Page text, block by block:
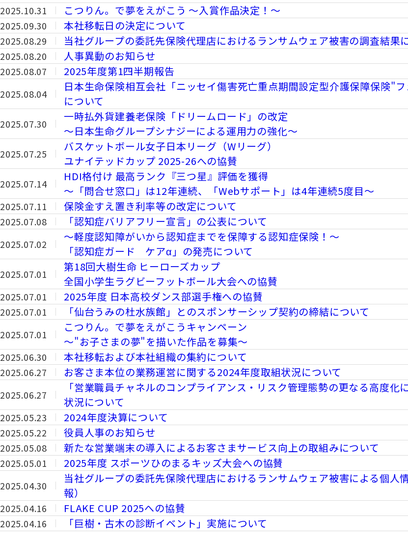
2025.10.31 こつりん。で夢をえがこう ～入賞作品決定！～
2025.09.30 本社移転日の決定について
2025.08.29 当社グループの委託先保険代理店におけるランサムウェア被害の調査結果
2025.08.20 人事異動のお知らせ
2025.08.07 2025年度第1四半期報告
2025.08.04
日本生命保険相互会社「ニッセイ傷害死亡重点期間設定型介護保障保険"
について
2025.07.30
一時払外貨建養老保険「ドリームロード」の改定
～日本生命グループシナジーによる運用力の強化～
2025.07.25
バスケットボール女子日本リーグ（Wリーグ）
ユナイテッドカップ 2025-26への協賛
2025.07.14
HDI格付け 最高ランク『三つ星』評価を獲得
～「問合せ窓口」は12年連続、「Webサポート」は4年連続5度目～
2025.07.11 保険金すえ置き利率等の改定について
2025.07.08 「認知症バリアフリー宣言」の公表について
2025.07.02
～軽度認知障がいから認知症までを保障する認知症保険！～
「認知症ガード ケアα」の発売について
2025.07.01
第18回大樹生命 ヒーローズカップ
全国小学生ラグビーフットボール大会への協賛
2025.07.01 2025年度 日本高校ダンス部選手権への協賛
2025.07.01 「仙台うみの杜水族館」とのスポンサーシップ契約の締結について
2025.07.01
こつりん。で夢をえがこうキャンペーン
～"お子さまの夢"を描いた作品を募集～
2025.06.30 本社移転および本社組織の集約について
2025.06.27 お客さま本位の業務運営に関する2024年度取組状況について
2025.06.27
「営業職員チャネルのコンプライアンス・リスク管理態勢の更なる高度
状況について
2025.05.23 2024年度決算について
2025.05.22 役員人事のお知らせ
2025.05.08 新たな営業端末の導入によるお客さまサービス向上の取組みについて
2025.05.01 2025年度 スポーツひのまるキッズ大会への協賛
2025.04.30
当社グループの委託先保険代理店におけるランサムウェア被害による個人
報）
2025.04.16 FLAKE CUP 2025への協賛
2025.04.16 「巨樹・古木の診断イベント」実施について